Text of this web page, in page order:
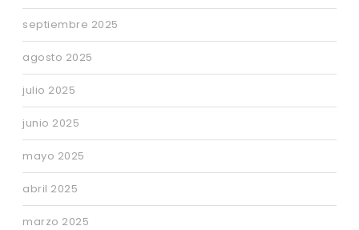
septiembre 2025
agosto 2025
julio 2025
junio 2025
mayo 2025
abril 2025
marzo 2025